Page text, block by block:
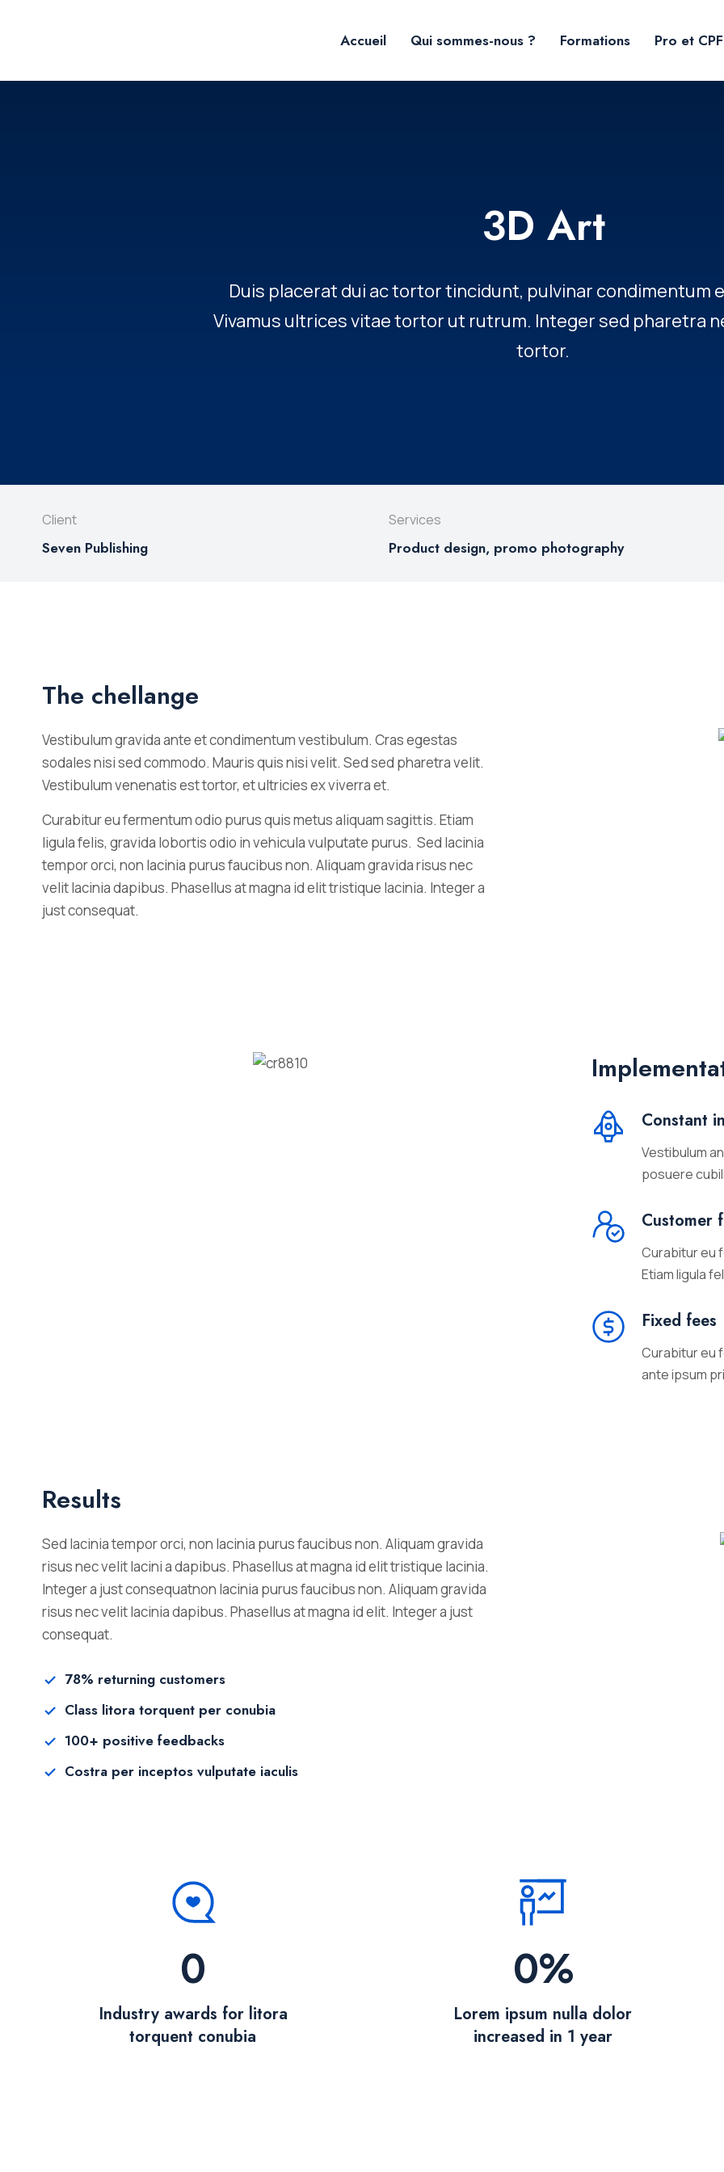
Accueil Qui sommes-nous ? Formations Pro et CPF
3D Art
Duis placerat dui ac tortor tincidunt, pulvinar condimentum
Vivamus ultrices vitae tortor ut rutrum. Integer sed pharetra
tortor.
Client
Seven Publishing
Services
Product design, promo photography
The chellange
Vestibulum gravida ante et condimentum vestibulum. Cras egestas
sodales nisi sed commodo. Mauris quis nisi velit. Sed sed pharetra velit.
Vestibulum venenatis est tortor, et ultricies ex viverra et.
Curabitur eu fermentum odio purus quis metus aliquam sagittis. Etiam
ligula felis, gravida lobortis odio in vehicula vulputate purus. Sed lacinia
tempor orci, non lacinia purus faucibus non. Aliquam gravida risus nec
velit lacinia dapibus. Phasellus at magna id elit tristique lacinia. Integer a
just consequat.
Constant
Vestibulum
posuere
Customer
Curabitur eu
Etiam ligula
Fixed fees
Curabitur eu
ante ipsum
Results
Sed lacinia tempor orci, non lacinia purus faucibus non. Aliquam gravida
risus nec velit lacini a dapibus. Phasellus at magna id elit tristique lacinia.
Integer a just consequatnon lacinia purus faucibus non. Aliquam gravida
risus nec velit lacinia dapibus. Phasellus at magna id elit. Integer a just
consequat.
78% returning customers
Class litora torquent per conubia
100+ positive feedbacks
Costra per inceptos vulputate iaculis
0
Industry awards for litora
torquent conubia
0%
Lorem ipsum nulla dolor
increased in 1 year